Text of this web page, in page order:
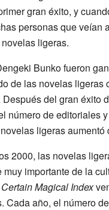
gran éxito, y
personas que veían
ligeras.
Bunko fueron
de las novelas ligeras
del gran éxito
número de editoriales
ligeras aumentó
2000, las novelas
importante de la
Magical Index
Cada año, el número